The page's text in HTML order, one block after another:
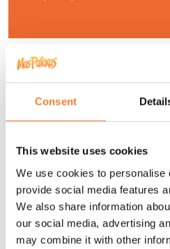
Consent
This website uses cookies
We use cookies to personalise
provide social media features
We also share information
our social media, advertising
may combine it with other
BAR
Du petit-déjeuner à
pourrez profiter de